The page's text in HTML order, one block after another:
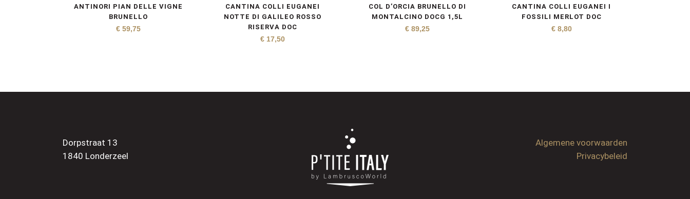
ANTINORI PIAN DELLE VIGNE
BRUNELLO
€ 59,75
CANTINA COLLI EUGANEI
NOTTE DI GALILEO ROSSO
RISERVA DOC
€ 17,50
COL D’ORCIA BRUNELLO DI
MONTALCINO DOCG 1,5L
€89,25
CANTINA COLLI EUGANEI I
FOSSILI MERLOT DOC
€8,80
Dorpstraat 13
1840 Londerzeel
Algemene voorwaarden
Privacybeleid